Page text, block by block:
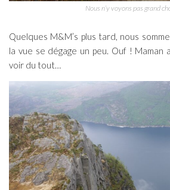
Nous n’y voyons pas grand
Quelques M&M’s plus tard, nous
la vue se dégage un peu. Ouf ! Maman
voir du tout…